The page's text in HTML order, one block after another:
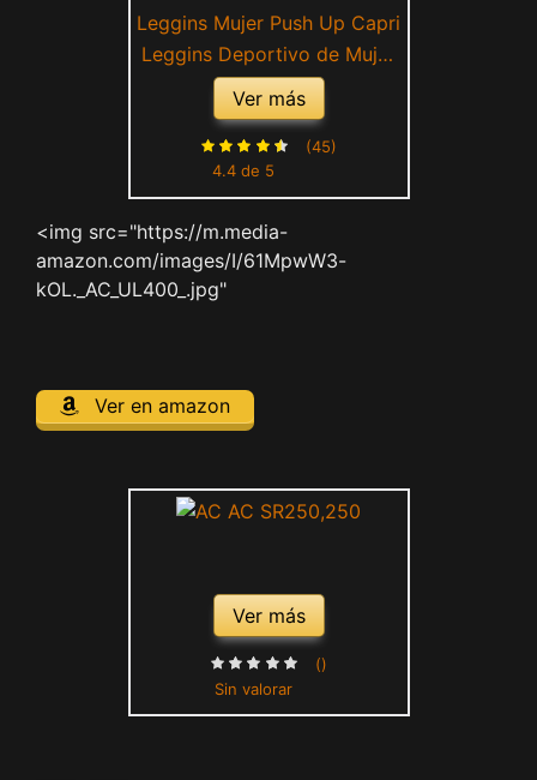
Leggins Mujer Push Up Capri
Leggins Deportivo de Mujer
Cintura Alta Leggings Mallas
para Running Training
Fitness Estiramiento Yoga y
Pilates Leggings Push Up
Compresión Pantalón
Ver más
4.4 de 5
(45)
<img src="https://m.media-
amazon.com/images/I/61MpwW3-
kOL._AC_UL400_.jpg"
Ver en amazon
Ver más
Sin valorar
()